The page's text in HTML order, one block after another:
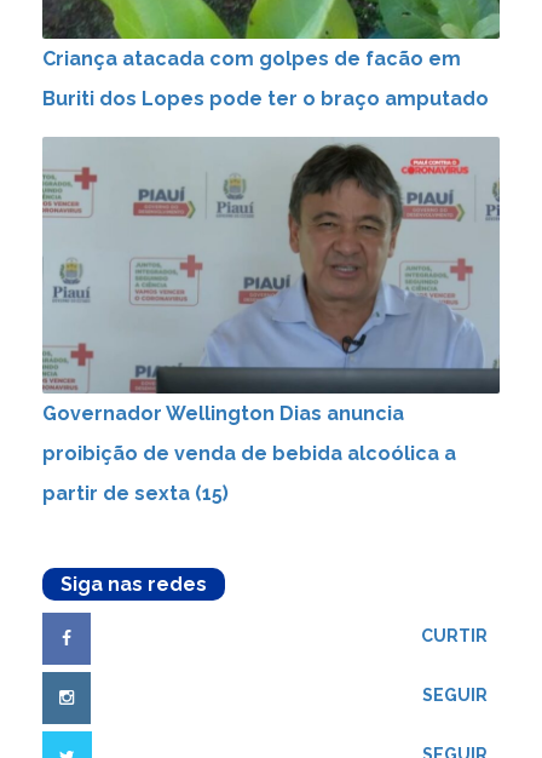
Criança atacada com golpes de facão em
Buriti dos Lopes pode ter o braço amputado
Governador Wellington Dias anuncia
proibição de venda de bebida alcoólica a
partir de sexta (15)
Siga nas redes
CURTIR
SEGUIR